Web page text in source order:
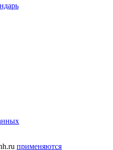
применяются